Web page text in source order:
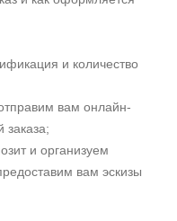
и количество
вам онлайн-
заказа;
и организуем
вам эскизы